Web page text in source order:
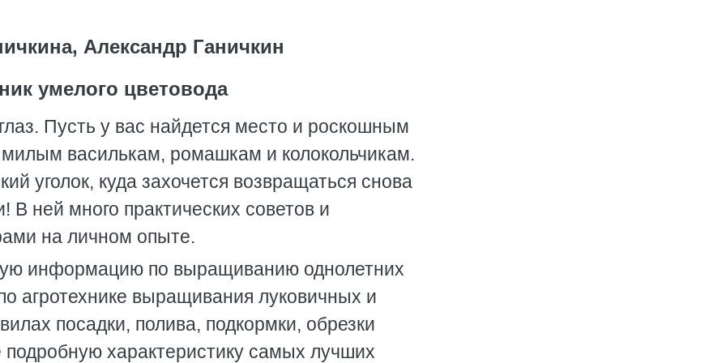
Александр Ганичкин
умелого цветовода
Пусть у вас найдется место и роскошным
василькам, ромашкам и колокольчикам.
уголок, куда захочется возвращаться снова
В ней много практических советов и
на личном опыте.
информацию по выращиванию однолетних
агротехнике выращивания луковичных и
посадки, полива, подкормки, обрезки
характеристику самых лучших